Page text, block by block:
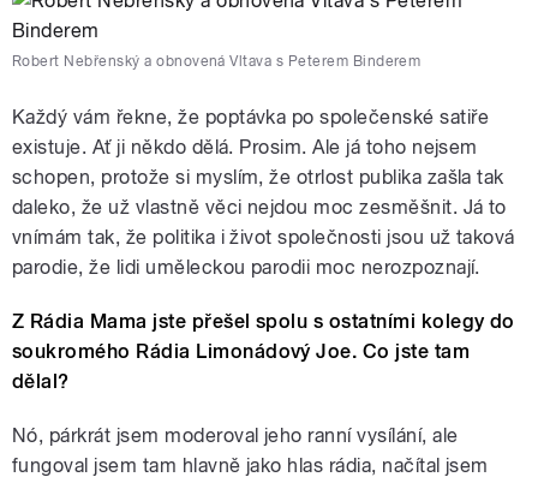
Robert Nebřenský a obnovená Vltava s Peterem Binderem
Každý vám řekne, že poptávka po společenské satiře
existuje. Ať ji někdo dělá. Prosim. Ale já toho nejsem
schopen, protože si myslím, že otrlost publika zašla tak
daleko, že už vlastně věci nejdou moc zesměšnit. Já to
vnímám tak, že politika i život společnosti jsou už taková
parodie, že lidi uměleckou parodii moc nerozpoznají.
Z Rádia Mama jste přešel spolu s ostatními kolegy do
soukromého Rádia Limonádový Joe. Co jste tam
dělal?
Nó, párkrát jsem moderoval jeho ranní vysílání, ale
fungoval jsem tam hlavně jako hlas rádia, načítal jsem